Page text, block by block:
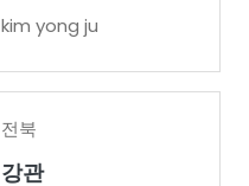
kim yong ju
전북
강관